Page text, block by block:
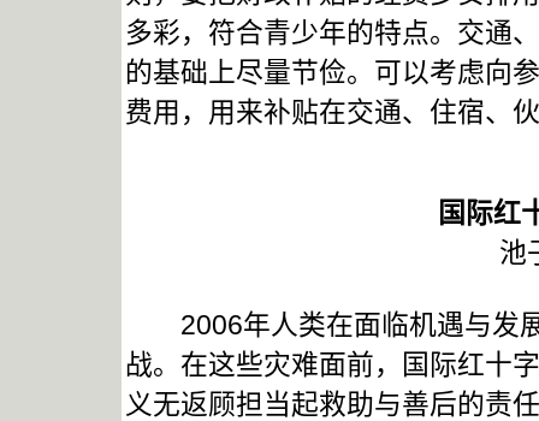
多彩，符合青少年的特点。交通
的基础上尽量节俭。可以考虑向
费用，用来补贴在交通、住宿、
国际红
池
2006年人类在面临机遇与发
战。在这些灾难面前，国际红十
义无返顾担当起救助与善后的责